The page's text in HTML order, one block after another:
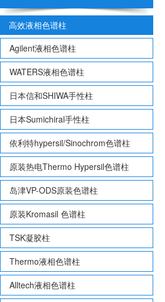
高效液相色谱柱
Agilent液相色谱柱
WATERS液相色谱柱
日本信和SHIWA手性柱
日本Sumichiral手性柱
依利特hypersil/Sinochrom色谱柱
原装热电Thermo Hypersil色谱柱
岛津VP-ODS原装色谱柱
原装Kromasil 色谱柱
TSK凝胶柱
Thermo液相色谱柱
Alltech液相色谱柱